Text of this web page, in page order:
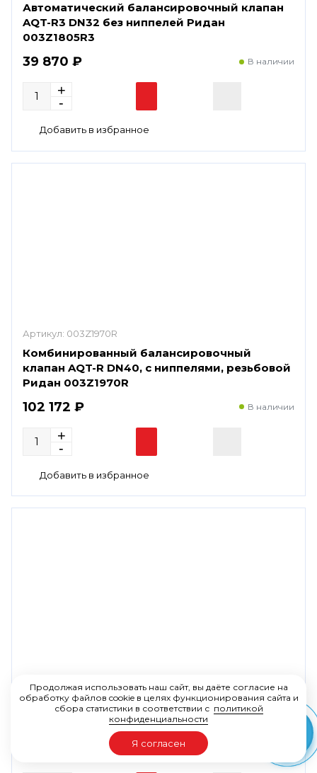
Автоматический балансировочный клапан
AQT-R3 DN32 без ниппелей Ридан
003Z1805R3
39 870 ₽ В наличии
Артикул: 003Z1970R
Комбинированный балансировочный
клапан AQT-R DN40, с ниппелями, резьбовой
Ридан 003Z1970R
102 172 ₽ В наличии
Комбинированный балансировочный
клапан AQT-R DN50 с ниппелями, резьбовой
Ридан 003Z1971R
Продолжая использовать наш сайт, вы даёте согласие на
обработку файлов cookie в целях функционирования сайта и
сбора статистики в соответствии с политикой
конфиденциальности
Я согласен